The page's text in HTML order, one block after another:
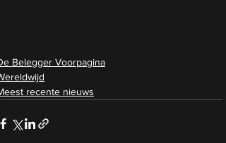
Belegger Voorpagina
recente nieuws